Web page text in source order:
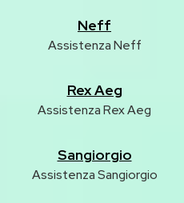
Neff
Assistenza Neff
Rex Aeg
Assistenza Rex Aeg
Sangiorgio
Assistenza Sangiorgio